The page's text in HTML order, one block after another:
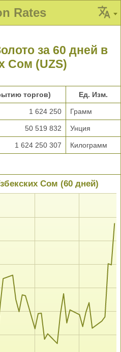
Rates
за 60 дней в
Сом (UZS)
торгов) Ед. Изм.
1 624 250 Грамм
50 519 832 Унция
1 624 250 307 Килограмм
Сом (60 дней)